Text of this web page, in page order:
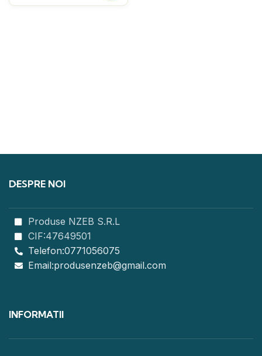
DESPRE NOI
Produse NZEB S.R.L
CIF:47649501
Telefon:0771056075
Email:produsenzeb@gmail.com
INFORMATII